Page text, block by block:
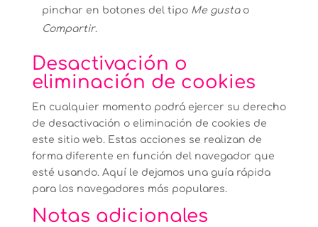
pinchar en botones del tipo Me gustao
Compartir.
Desactivación o
eliminación de cookies
En cualquier momento podrá ejercer su derecho
de desactivación o eliminación de cookies de
este sitio web. Estas acciones se realizan de
forma diferente en función del navegador que
esté usando. Aquí le dejamos una guía rápida
para los navegadores más populares.
Notas adicionales